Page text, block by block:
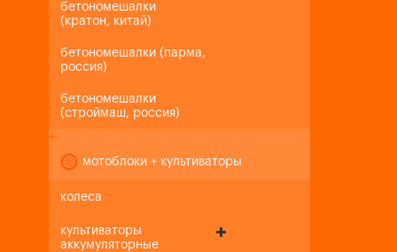
бетономешалки
(кратон, китай)
бетономешалки (парма,
россия)
бетономешалки
(строймаш, россия)
+-
мотоблоки + культиваторы
колеса
культиваторы
аккумуляторные